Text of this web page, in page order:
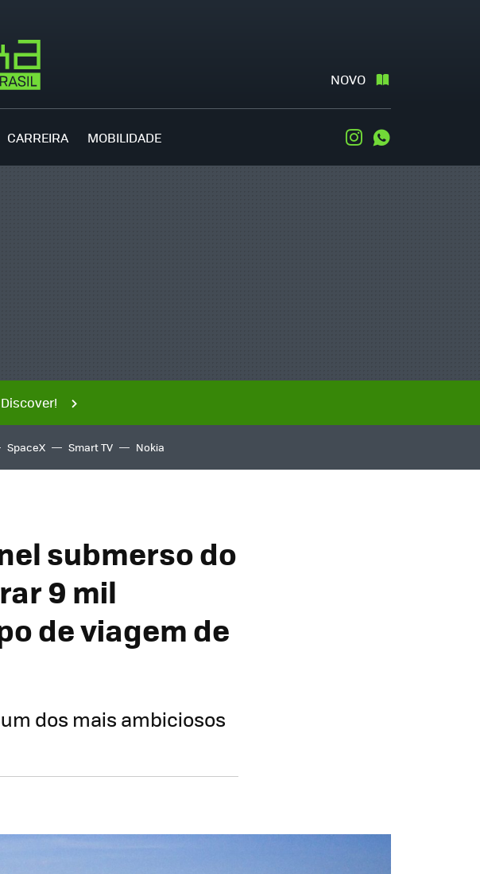
NOVO
CARREIRA MOBILIDADE Instagram
SpaceX Smart TV Nokia
submerso do
9 mil
de viagem de
dos mais ambiciosos